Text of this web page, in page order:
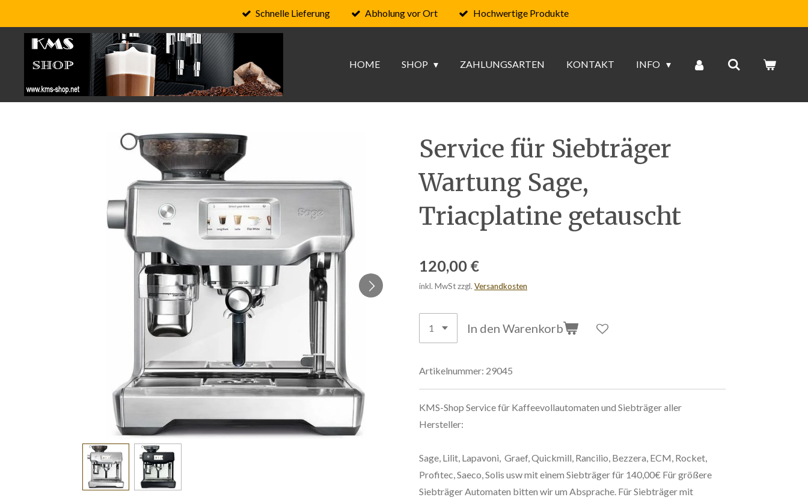
Hauptinhalt
springen
Schnelle Lieferung Abholung vor Ort Hochwertige Produkte
HOME SHOP ZAHLUNGSARTEN KONTAKT INFO
Service für Siebträger
Wartung Sage,
Triacplatine getauscht
120,00 €
inkl. MwSt zzgl. Versandkosten
In den Warenkorb
Artikelnummer: 29045
KMS-Shop Service für Kaffeevollautomaten und Siebträger aller
Hersteller:
Sage, Lilit, Lapavoni, Graef, Quickmill, Rancilio, Bezzera, ECM, Rocket,
Profitec, Saeco, Solis uswmit einem Siebträger für 140,00€ Für größere
Siebträger Automaten bitten wir um Absprache. Für Siebträger mit